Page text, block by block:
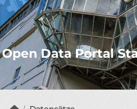
Open Data Portal